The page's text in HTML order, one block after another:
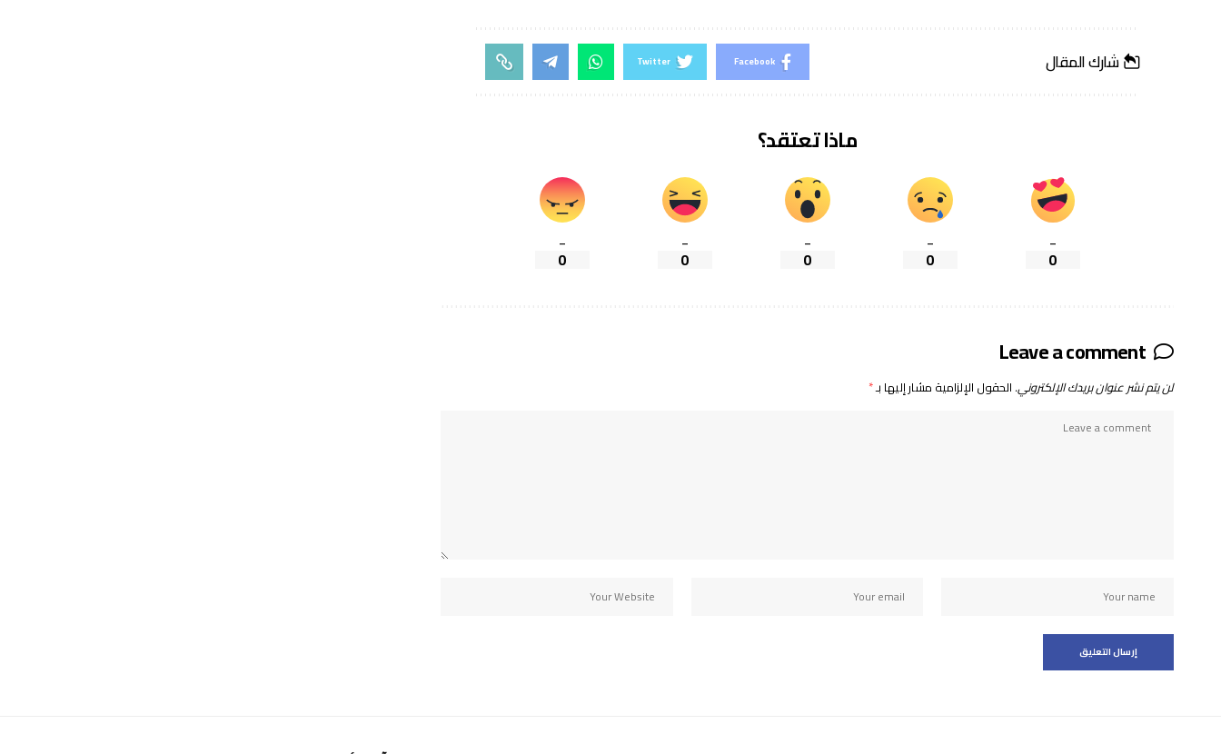
شارك المقال Facebook
Twitter
ماذا تعتقد؟
_
0
_
0
_
0
_
0
_
0
Leave a comment
لن يتم نشر عنوان بريدك الإلكتروني. الحقول الإلزامية مشار إليها بـ*